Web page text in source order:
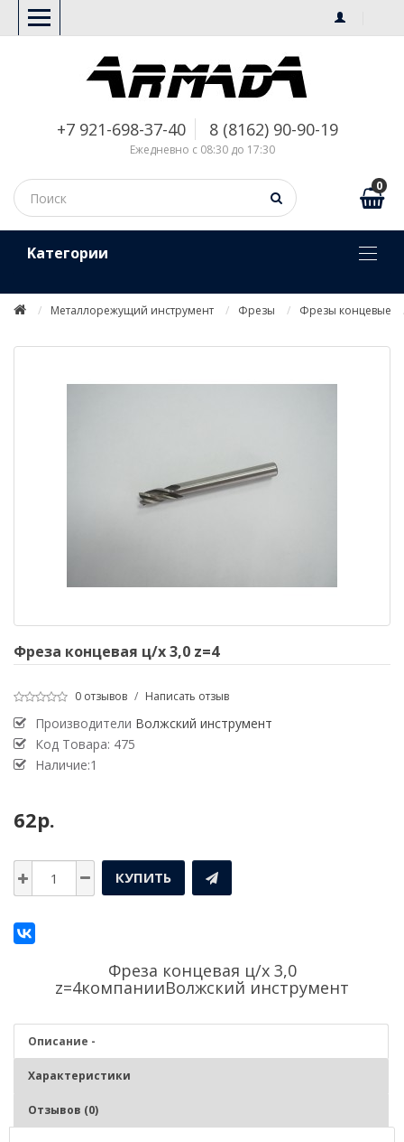
+7 921-698-37-40 8 (8162) 90-90-19
Ежедневно с 08:30 до 17:30
0
Kатегории
Металлорежущий инструмент Фрезы Фрезы концевые
Фреза концевая ц/х 3,0 z=4
0 отзывов / Написать отзыв
Производители Волжский инструмент
Код Товара: 475
Наличие:1
62р.
КУПИТЬ
Фреза концевая ц/х 3,0
z=4компанииВолжский инструмент
Описание -
Характеристики
Отзывов (0)